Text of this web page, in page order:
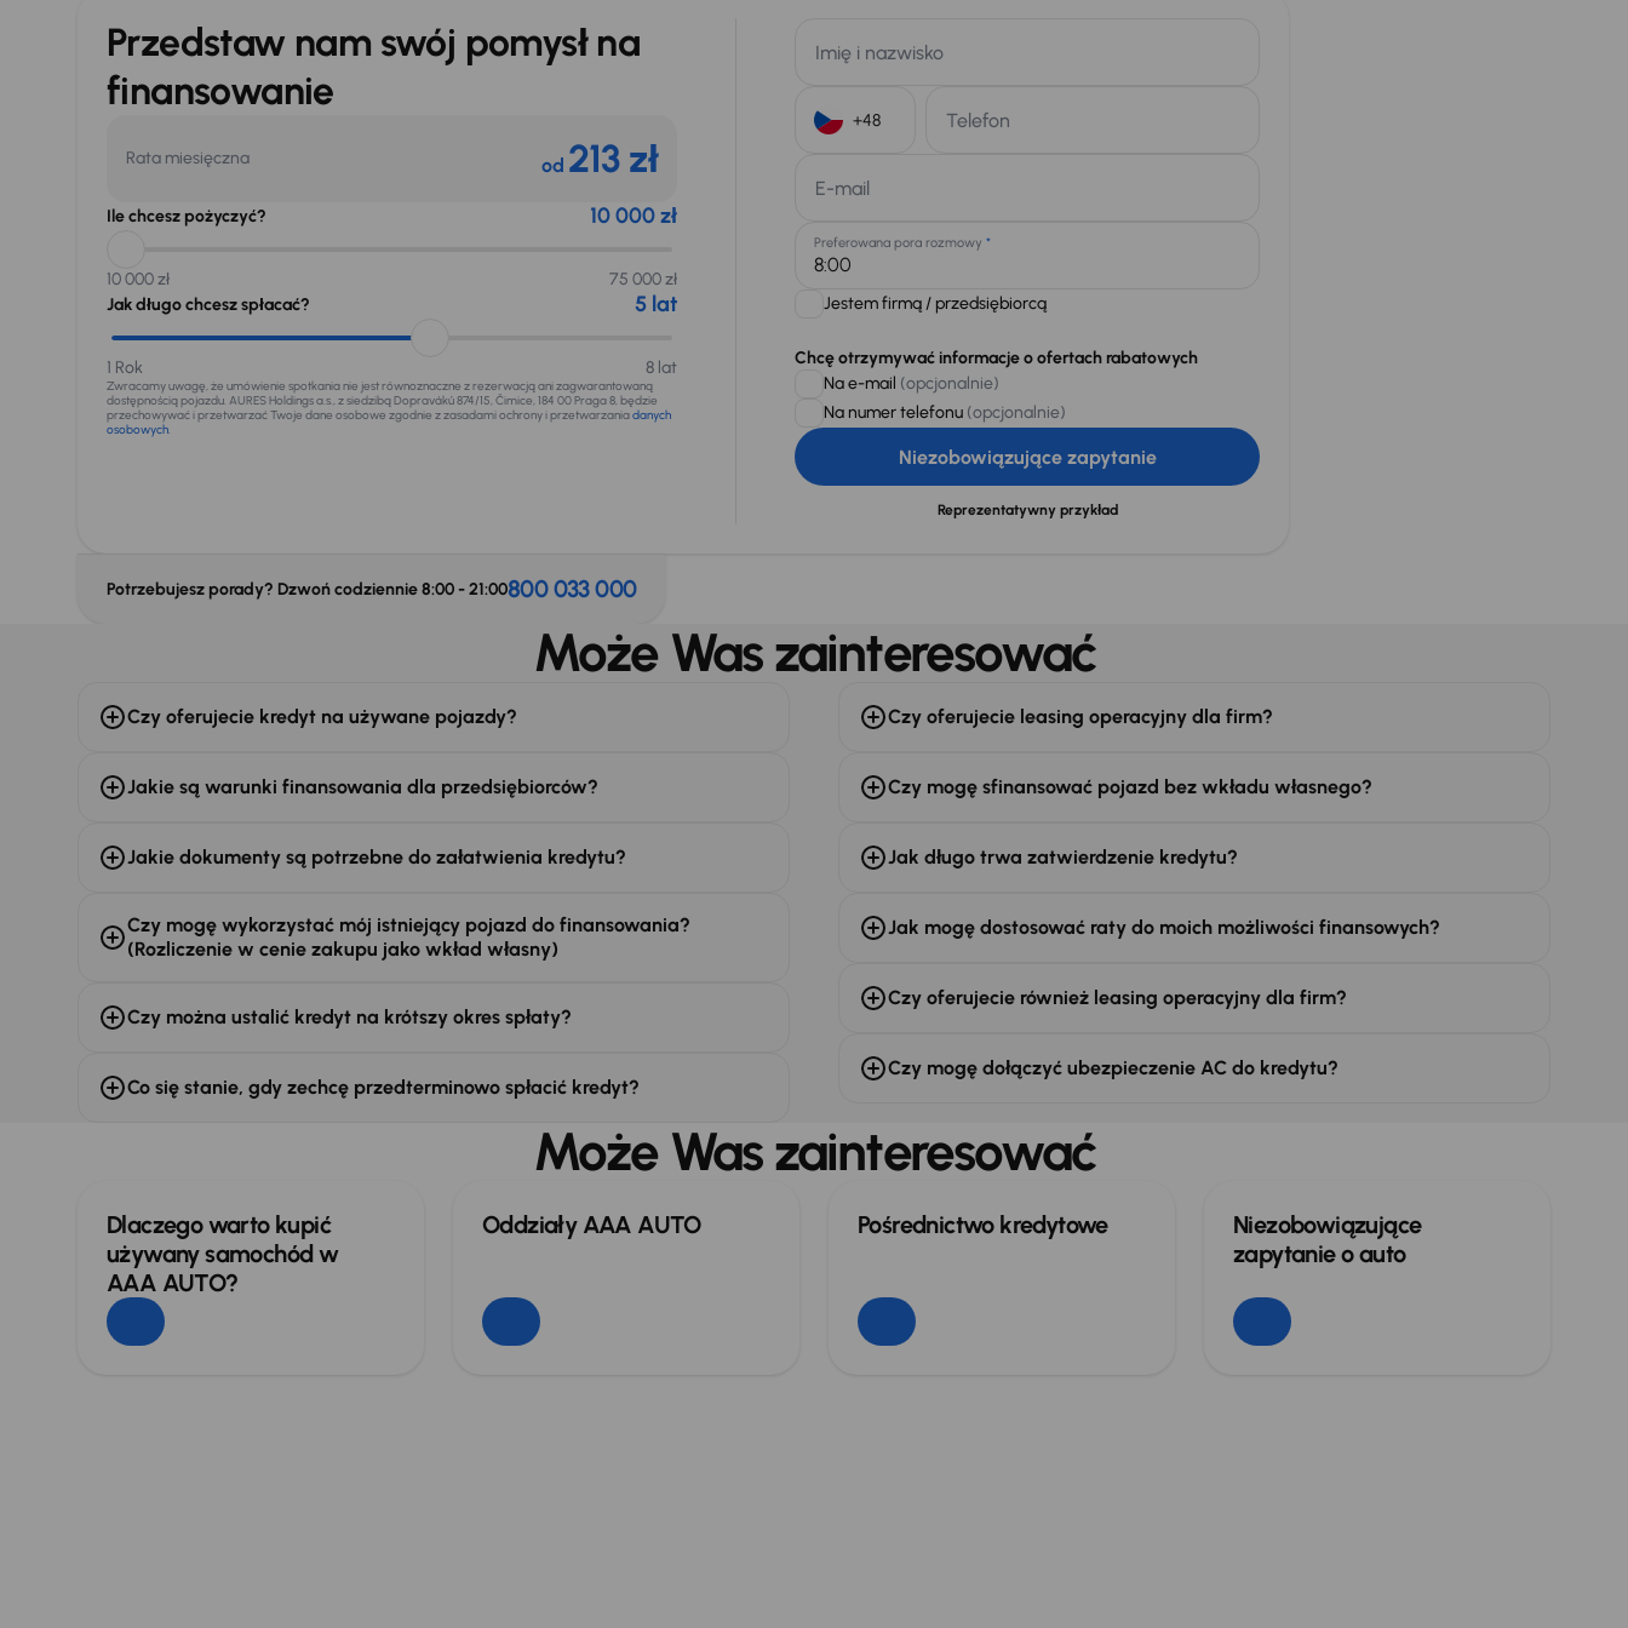
Przedstaw nam swój pomysł na
finansowanie
Rata miesięczna od 213 zł
Ile chcesz pożyczyć? 10 000 zł
10 000 zł
75 000 zł
Jak długo chcesz spłacać?
5 lat
1 Rok 8 lat
Zwracamy uwagę, że umówienie spotkania nie jest równoznaczne z rezerwacją ani zagwarantowaną
dostępnością pojazdu. AURES Holdings a.s., z siedzibą Dopraváků 874/15, Čimice, 184 00 Praga 8, będzie
przechowywać i przetwarzać Twoje dane osobowe zgodnie z zasadami ochrony i przetwarzaniadanych
osobowych.
Imię i nazwisko
Telefon
E-mail
Preferowana pora rozmowy *
Jestem firmą / przedsiębiorcą
Chcę otrzymywać informacje o ofertach rabatowych
Na e-mail (opcjonalnie)
Na numer telefonu (opcjonalnie)
Niezobowiązujące zapytanie
Reprezentatywny przykład
Potrzebujesz porady? Dzwoń codziennie 8:00 - 21:00800 033 000
Może Was zainteresować
Czy oferujecie kredyt na używane pojazdy?
Jakie są warunki finansowania dla przedsiębiorców?
Jakie dokumenty są potrzebne do załatwienia kredytu?
Czy mogę wykorzystać mój istniejący pojazd do finansowania?
(Rozliczenie w cenie zakupu jako wkład własny)
Czy można ustalić kredyt na krótszy okres spłaty?
Co się stanie, gdy zechcę przedterminowo spłacić kredyt?
Czy oferujecie leasing operacyjny dla firm?
Czy mogę sfinansować pojazd bez wkładu własnego?
Jak długo trwa zatwierdzenie kredytu?
Jak mogę dostosować raty do moich możliwości finansowych?
Czy oferujecie również leasing operacyjny dla firm?
Czy mogę dołączyć ubezpieczenie AC do kredytu?
Może Was zainteresować
Dlaczego warto kupić
używany samochód w
AAA AUTO?
Oddziały AAA AUTO Pośrednictwo kredytowe
Niezobowiązujące
zapytanie o auto